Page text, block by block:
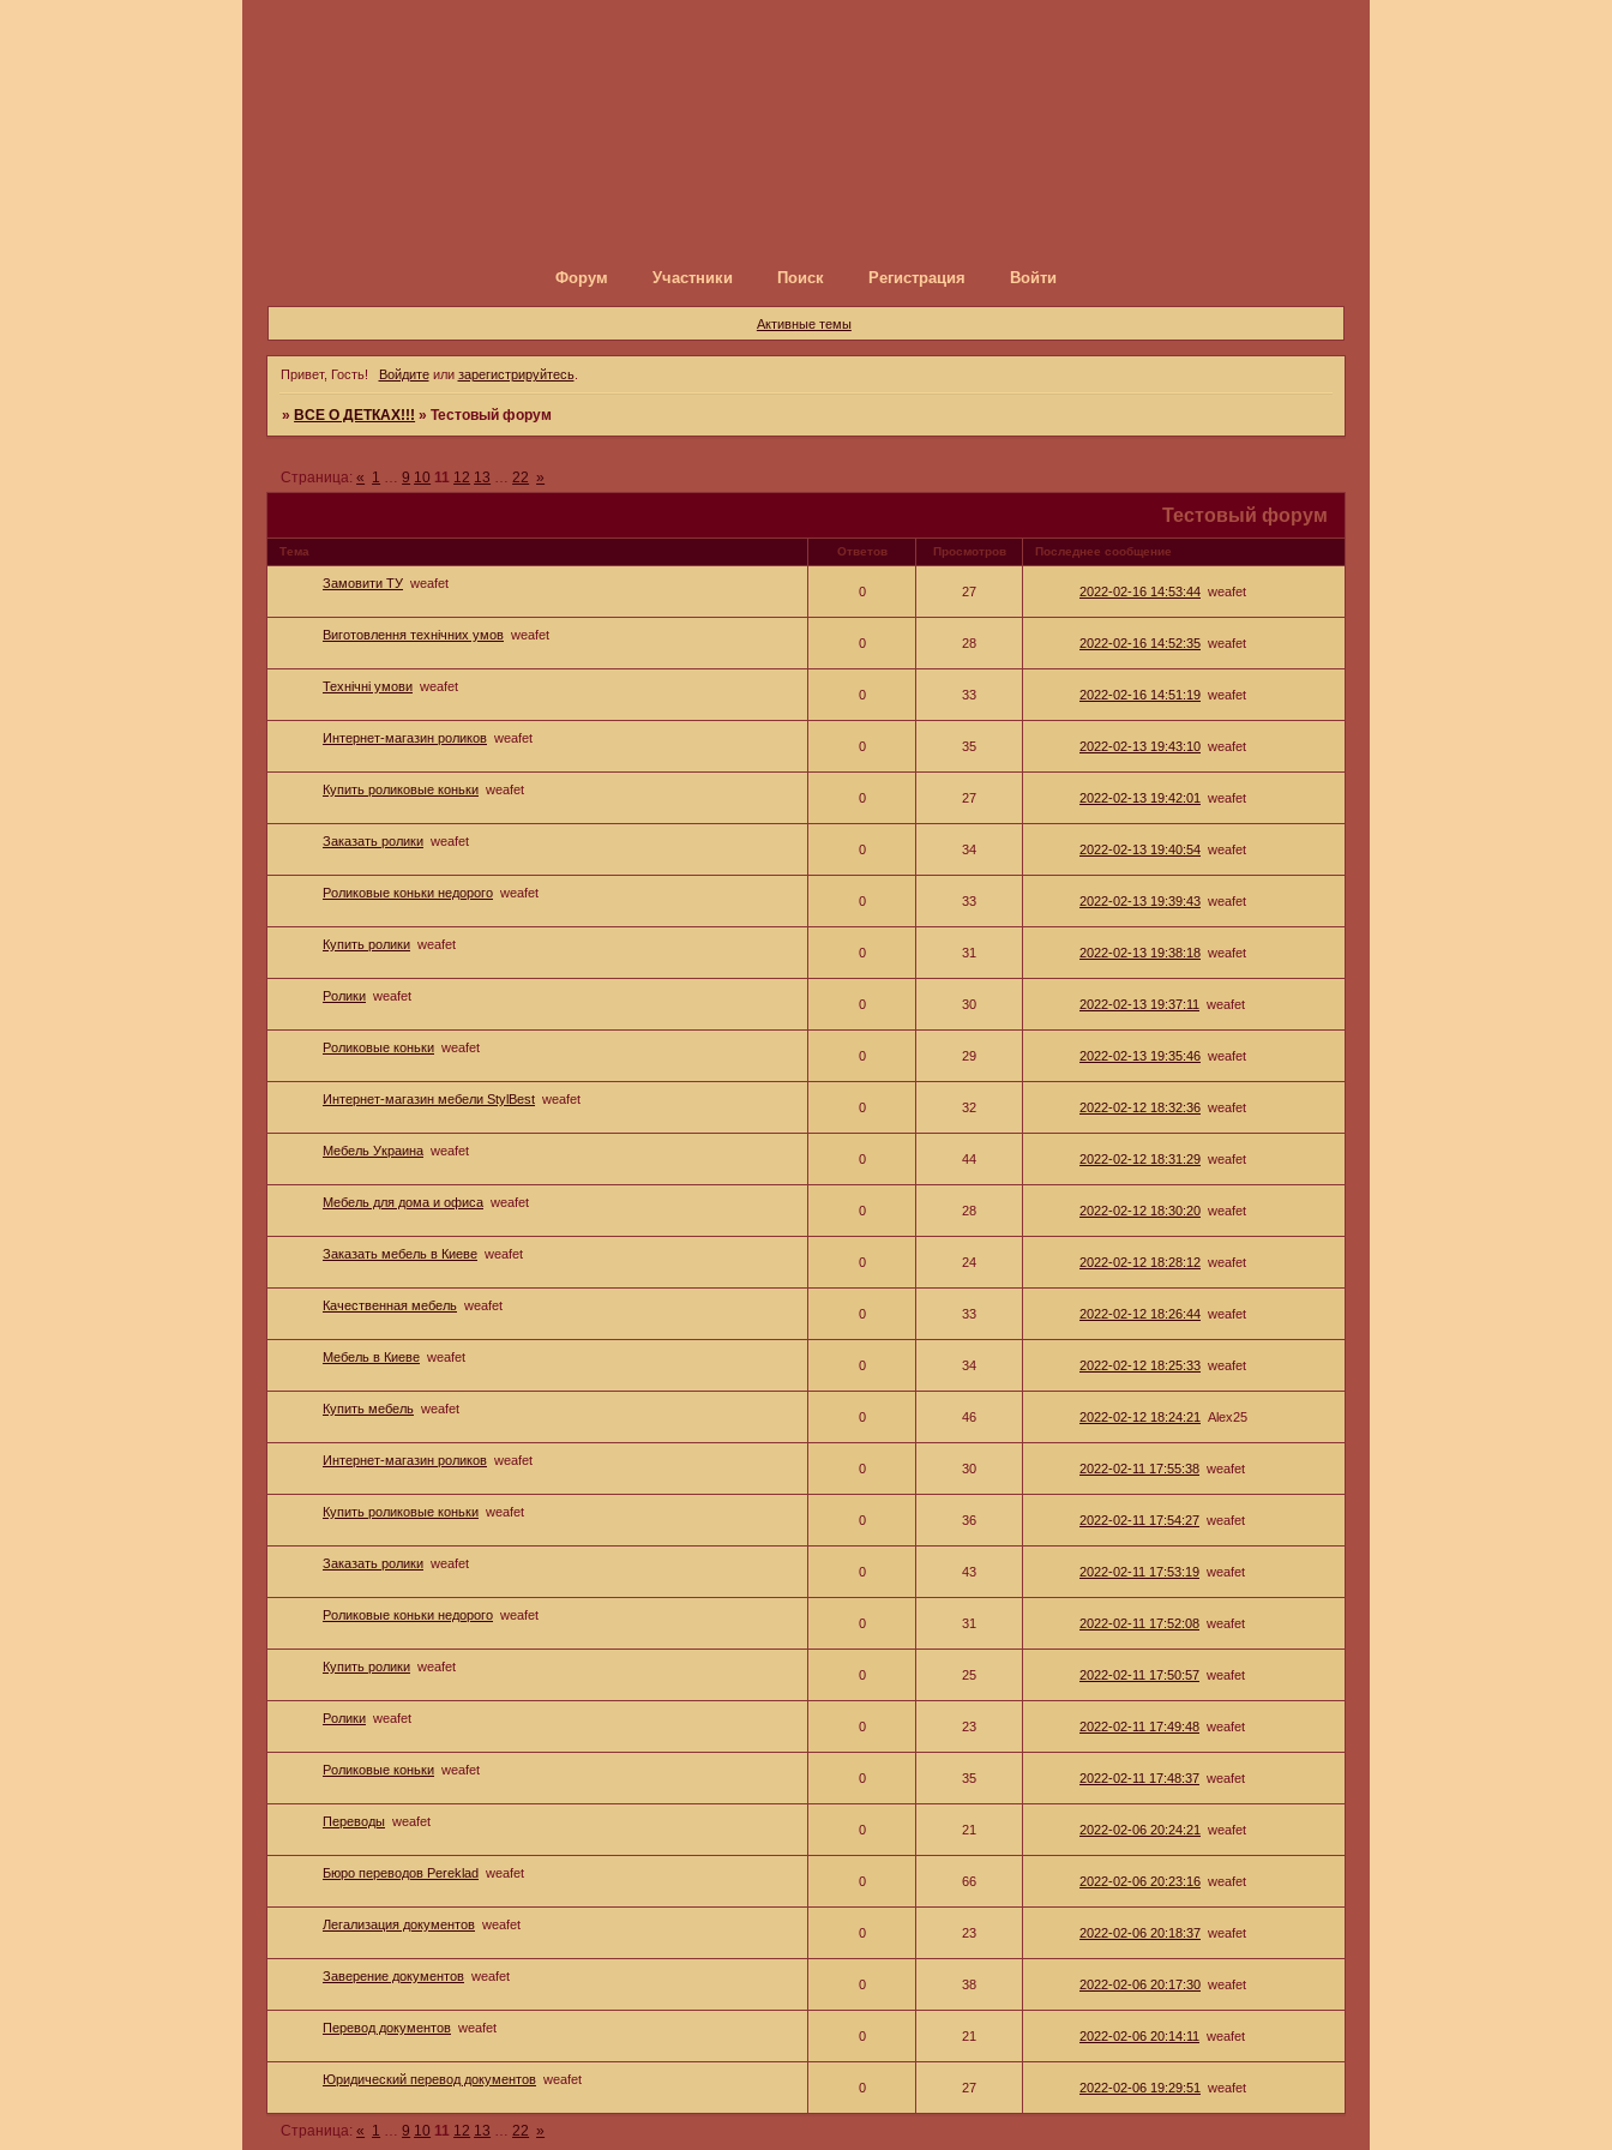
Форум Участники Поиск Регистрация Войти
Активные темы
Привет, Гость! Войдитеили зарегистрируйтесь.
» ВСЕ О ДЕТКАХ!!! »Тестовый форум
Тестовый форум
Страница:« 1 … 9 10 11 12 13 … 22 »
Тема Ответов Просмотров Последнее сообщение
Замовити ТУ weafet
0 27 2022-02-16 14:53:44 weafet
Виготовлення технічних умов weafet
0 28 2022-02-16 14:52:35 weafet
Технічні умови weafet
0 33 2022-02-16 14:51:19 weafet
Интернет-магазин роликов weafet
0 35 2022-02-13 19:43:10 weafet
Купить роликовые коньки weafet
0 27 2022-02-13 19:42:01 weafet
Заказать ролики weafet
0 34 2022-02-13 19:40:54 weafet
Роликовые коньки недорого weafet
0 33 2022-02-13 19:39:43 weafet
Купить ролики weafet
0 31 2022-02-13 19:38:18 weafet
Ролики weafet
0 30 2022-02-13 19:37:11 weafet
Роликовые коньки weafet
0 29 2022-02-13 19:35:46 weafet
Интернет-магазин мебели StylBest weafet
0 32 2022-02-12 18:32:36 weafet
Мебель Украина weafet
0 44 2022-02-12 18:31:29 weafet
Мебель для дома и офиса weafet
0 28 2022-02-12 18:30:20 weafet
Заказать мебель в Киеве weafet
0 24 2022-02-12 18:28:12 weafet
Качественная мебель weafet
0 33 2022-02-12 18:26:44 weafet
Мебель в Киеве weafet
0 34 2022-02-12 18:25:33 weafet
Купить мебель weafet
0 46 2022-02-12 18:24:21 Alex25
Интернет-магазин роликов weafet
0 30 2022-02-11 17:55:38 weafet
Купить роликовые коньки weafet
0 36 2022-02-11 17:54:27 weafet
Заказать ролики weafet
0 43 2022-02-11 17:53:19 weafet
Роликовые коньки недорого weafet
0 31 2022-02-11 17:52:08 weafet
Купить ролики weafet
0 25 2022-02-11 17:50:57 weafet
Ролики weafet
0 23 2022-02-11 17:49:48 weafet
Роликовые коньки weafet
0 35 2022-02-11 17:48:37 weafet
Переводы weafet
0 21 2022-02-06 20:24:21 weafet
Бюро переводов Pereklad weafet
0 66 2022-02-06 20:23:16 weafet
Легализация документов weafet
0 23 2022-02-06 20:18:37 weafet
Заверение документов weafet
0 38 2022-02-06 20:17:30 weafet
Перевод документов weafet
0 21 2022-02-06 20:14:11 weafet
Юридический перевод документов weafet
0 27 2022-02-06 19:29:51 weafet
Страница:« 1 9 10 11 12 13 22 »